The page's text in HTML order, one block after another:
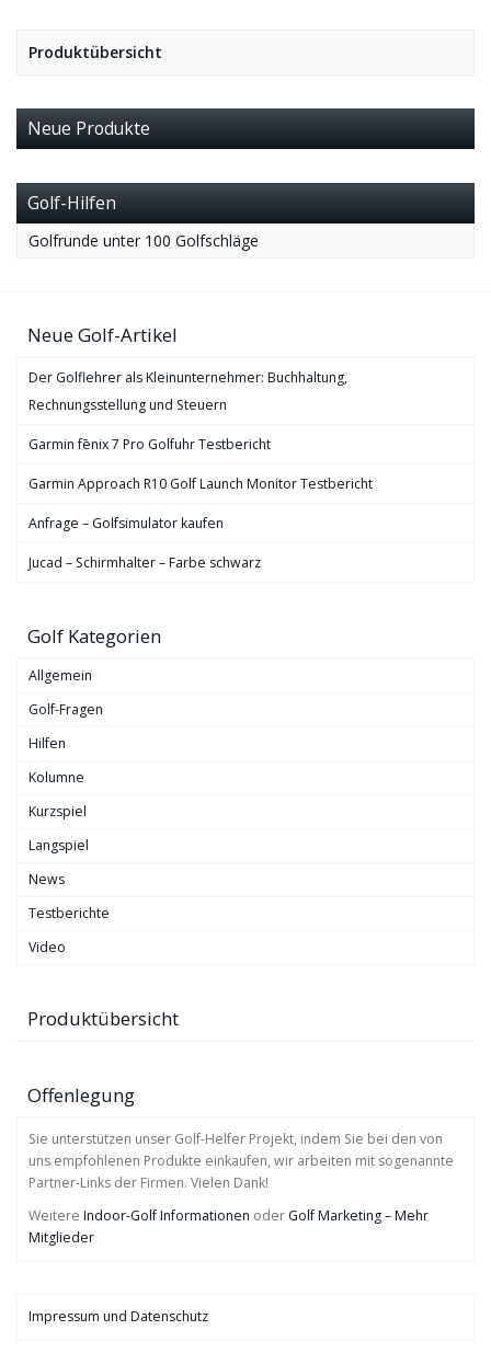
Produktübersicht
Neue Produkte
Golf-Hilfen
Golfrunde unter 100 Golfschläge
Neue Golf-Artikel
Der Golflehrer als Kleinunternehmer: Buchhaltung,
Rechnungsstellung und Steuern
Garmin fēnix 7 Pro Golfuhr Testbericht
Garmin Approach R10 Golf Launch Monitor Testbericht
Anfrage – Golfsimulator kaufen
Jucad – Schirmhalter – Farbe schwarz
Golf Kategorien
Allgemein
Golf-Fragen
Hilfen
Kolumne
Kurzspiel
Langspiel
News
Testberichte
Video
Produktübersicht
Offenlegung
Sie unterstützen unser Golf-Helfer Projekt, indem Sie bei den von
uns empfohlenen Produkte einkaufen, wir arbeiten mit sogenannte
Partner-Links der Firmen. Vielen Dank!
Weitere Indoor-Golf Informationen oder Golf Marketing – Mehr
Mitglieder
Impressum und Datenschutz